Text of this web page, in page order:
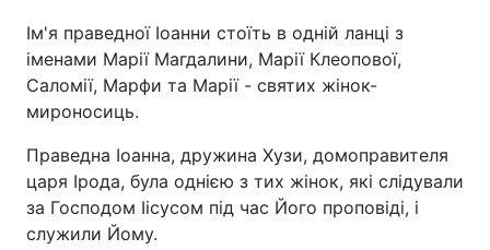
Головна Війна
Ім'я праведної Іоанни стоїть в одній ланці з
іменами Марії Магдалини, Марії Клеопової,
Саломії, Марфи та Марії - святих жінок-
мироносиць.
Праведна Іоанна, дружина Хузи, домоправителя
царя Ірода, була однією з тих жінок, які слідували
за Господом Іісусом під час Його проповіді, і
служили Йому.